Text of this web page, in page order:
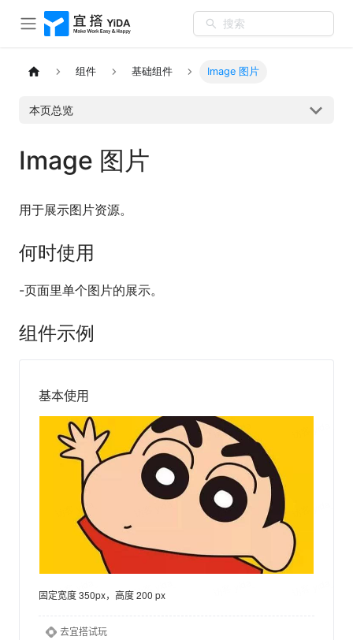
搜索
组件 基础组件 Image 图片
本页总览
Image 图片
用于展示图片资源。
何时使用
-页面里单个图片的展示。
组件示例